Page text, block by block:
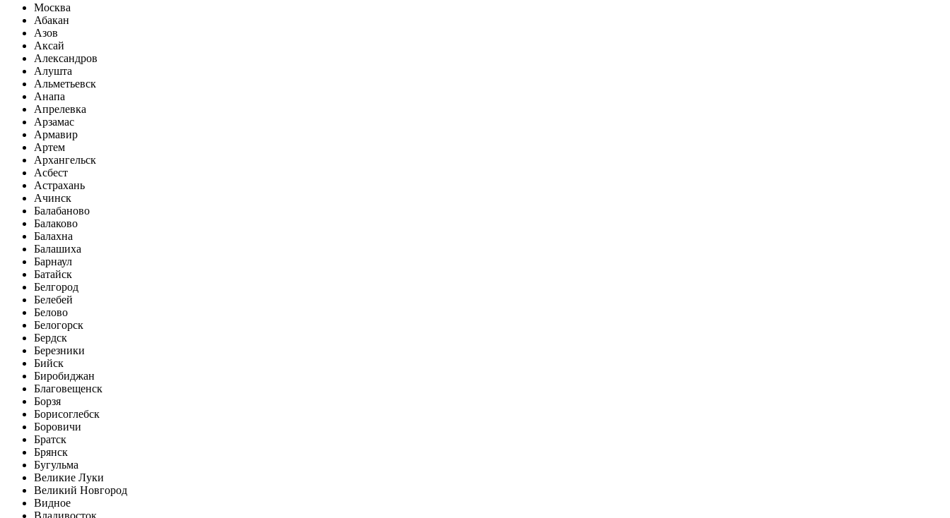
Москва
Абакан
Азов
Аксай
Александров
Алушта
Альметьевск
Анапа
Апрелевка
Арзамас
Армавир
Артем
Архангельск
Асбест
Астрахань
Ачинск
Балабаново
Балаково
Балахна
Балашиха
Барнаул
Батайск
Белгород
Белебей
Белово
Белогорск
Бердск
Березники
Бийск
Биробиджан
Благовещенск
Борзя
Борисоглебск
Боровичи
Братск
Брянск
Бугульма
Великие Луки
Великий Новгород
Видное
Владивосток